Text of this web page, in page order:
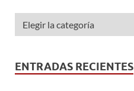
ENTRADAS RECIENTES